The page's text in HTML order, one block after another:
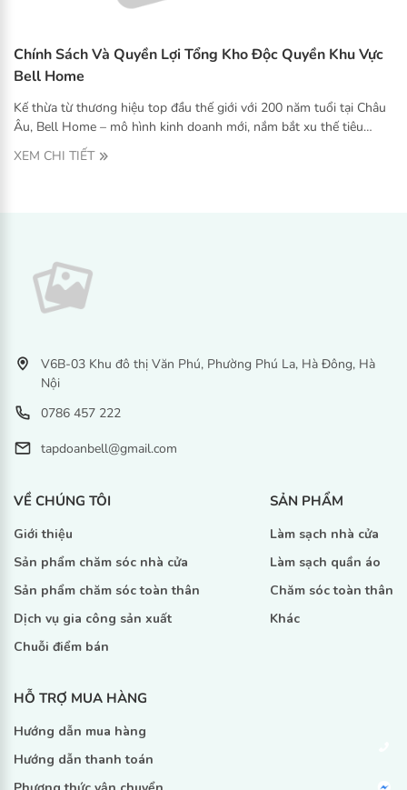
Chính Sách Và Quyền Lợi Tổng Kho Độc Quyền Khu Vực
Bell Home
Kế thừa từ thương hiệu top đầu thế giới với 200 năm tuổi tại Châu
Âu, Bell Home – mô hình kinh doanh mới, nắm bắt xu thế tiêu
dùng hiện đại.
XEM CHI TIẾT
V6B-03 Khu đô thị Văn Phú, Phường Phú La, Hà Đông, Hà
Nội
0786 457 222
tapdoanbell@gmail.com
VỀ CHÚNG TÔI
Giới thiệu
Sản phẩm chăm sóc nhà cửa
Sản phẩm chăm sóc toàn thân
Dịch vụ gia công sản xuất
Chuỗi điểm bán
SẢN PHẨM
Làm sạch nhà cửa
Làm sạch quần áo
Chăm sóc toàn thân
Khác
HỖ TRỢ MUA HÀNG
Hướng dẫn mua hàng
Hướng dẫn thanh toán